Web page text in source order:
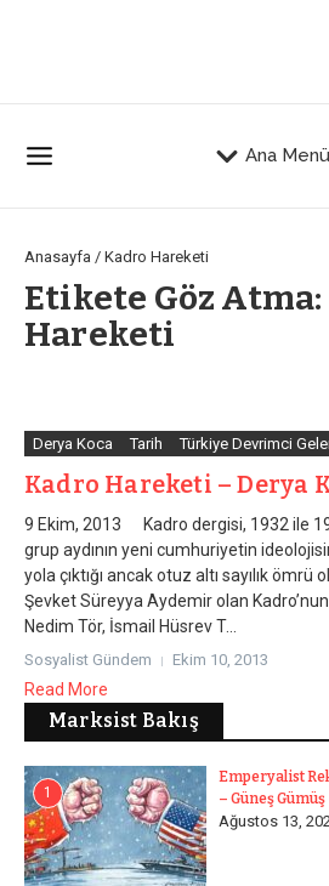
Ana Menü
Anasayfa / Kadro Hareketi
Etikete Göz
Hareketi
Derya Koca Tarih Türkiye Devrimci
Kadro Hareketi – Derya
9 Ekim, 2013 Kadro dergisi, 1932 ile
grup aydının yeni cumhuriyetin
yola çıktığı ancak otuz altı sayılık ömrü
Şevket Süreyya Aydemir olan
Nedim Tör, İsmail Hüsrev T...
Sosyalist Gündem Ekim 10, 2013
Read More
Marksist Bakış
1
Emperyalist
– Güneş Gümüş
Ağustos 13,